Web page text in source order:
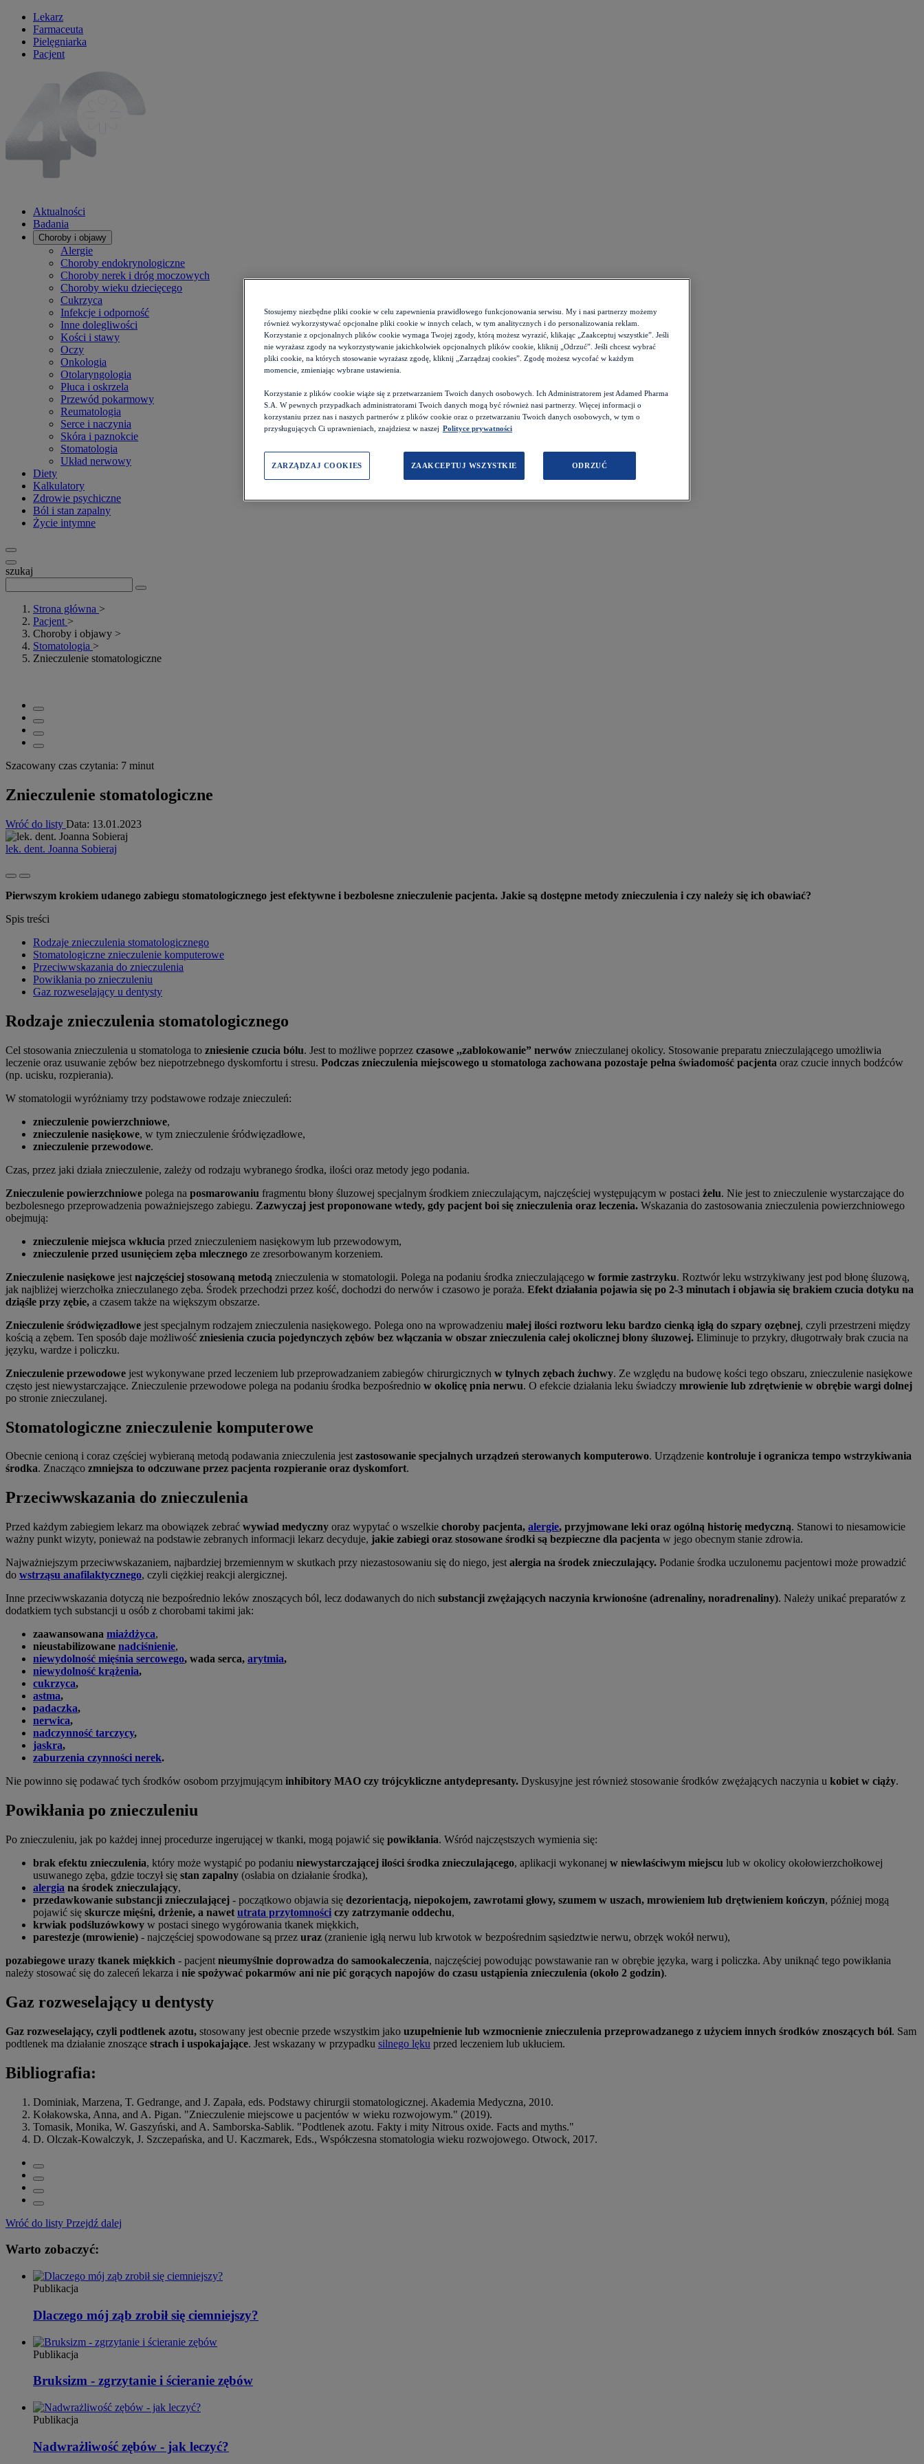
Lekarz
Farmaceuta
Pielęgniarka
Pacjent
Aktualności
Badania
Choroby i objawy
Alergie
Choroby endokrynologiczne
Choroby nerek i dróg moczowych
Choroby wieku dziecięcego
Cukrzyca
Infekcje i odporność
Inne dolegliwości
Kości i stawy
Oczy
Onkologia
Otolaryngologia
Płuca i oskrzela
Przewód pokarmowy
Reumatologia
Serce i naczynia
Skóra i paznokcie
Stomatologia
Układ nerwowy
Diety
Kalkulatory
Zdrowie psychiczne
Ból i stan zapalny
Życie intymne
szukaj
Strona główna >
Pacjent >
Choroby i objawy >
Stomatologia >
Znieczulenie stomatologiczne
Szacowany czas czytania: 7 minut
Znieczulenie stomatologiczne
Wróć do listy Data: 13.01.2023
lek. dent. Joanna Sobieraj
Pierwszym krokiem udanego zabiegu stomatologicznego jest efektywne i bezbolesne znieczulenie pacjenta. Jakie są dostępne metody znieczulenia i czy należy się ich obawiać?
Spis treści
Rodzaje znieczulenia stomatologicznego
Stomatologiczne znieczulenie komputerowe
Przeciwwskazania do znieczulenia
Powikłania po znieczuleniu
Gaz rozweselający u dentysty
Rodzaje znieczulenia stomatologicznego
Cel stosowania znieczulenia u stomatologa to zniesienie czucia bólu. Jest to możliwe poprzez czasowe ,,zablokowanie” nerwów znieczulanej okolicy. Stosowanie preparatu znieczulającego umożliwia
leczenie oraz usuwanie zębów bez niepotrzebnego dyskomfortu i stresu. Podczas znieczulenia miejscowego u stomatologa zachowana pozostaje pełna świadomość pacjenta oraz czucie innych bodźców
(np. ucisku, rozpierania).
W stomatologii wyróżniamy trzy podstawowe rodzaje znieczuleń:
znieczulenie powierzchniowe,
znieczulenie nasiękowe, w tym znieczulenie śródwięzadłowe,
znieczulenie przewodowe.
Czas, przez jaki działa znieczulenie, zależy od rodzaju wybranego środka, ilości oraz metody jego podania.
Znieczulenie powierzchniowe polega na posmarowaniu fragmentu błony śluzowej specjalnym środkiem znieczulającym, najczęściej występującym w postaci żelu. Nie jest to znieczulenie wystarczające do
bezbolesnego przeprowadzenia poważniejszego zabiegu. Zazwyczaj jest proponowane wtedy, gdy pacjent boi się znieczulenia oraz leczenia. Wskazania do zastosowania znieczulenia powierzchniowego
obejmują:
znieczulenie miejsca wkłucia przed znieczuleniem nasiękowym lub przewodowym,
znieczulenie przed usunięciem zęba mlecznego ze zresorbowanym korzeniem.
Znieczulenie nasiękowe jest najczęściej stosowaną metodą znieczulenia w stomatologii. Polega na podaniu środka znieczulającego w formie zastrzyku. Roztwór leku wstrzykiwany jest pod błonę śluzową,
jak najbliżej wierzchołka znieczulanego zęba. Środek przechodzi przez kość, dochodzi do nerwów i czasowo je poraża. Efekt działania pojawia się po 2-3 minutach i objawia się brakiem czucia dotyku na
dziąśle przy zębie, a czasem także na większym obszarze.
Znieczulenie śródwięzadłowe jest specjalnym rodzajem znieczulenia nasiękowego. Polega ono na wprowadzeniu małej ilości roztworu leku bardzo cienką igłą do szpary ozębnej, czyli przestrzeni między
kością a zębem. Ten sposób daje możliwość zniesienia czucia pojedynczych zębów bez włączania w obszar znieczulenia całej okolicznej błony śluzowej. Eliminuje to przykry, długotrwały brak czucia na
języku, wardze i policzku.
Znieczulenie przewodowe jest wykonywane przed leczeniem lub przeprowadzaniem zabiegów chirurgicznych w tylnych zębach żuchwy. Ze względu na budowę kości tego obszaru, znieczulenie nasiękowe
często jest niewystarczające. Znieczulenie przewodowe polega na podaniu środka bezpośrednio w okolicę pnia nerwu. O efekcie działania leku świadczy mrowienie lub zdrętwienie w obrębie wargi dolnej
po stronie znieczulanej.
Stomatologiczne znieczulenie komputerowe
Obecnie cenioną i coraz częściej wybieraną metodą podawania znieczulenia jestzastosowanie specjalnych urządzeń sterowanych komputerowo. Urządzenie kontroluje i ogranicza tempo wstrzykiwania
środka. Znacząco zmniejsza to odczuwane przez pacjenta rozpieranie oraz dyskomfort.
Przeciwwskazania do znieczulenia
Przed każdym zabiegiem lekarz ma obowiązek zebrać wywiad medyczny oraz wypytać o wszelkie choroby pacjenta, alergie, przyjmowane leki oraz ogólną historię medyczną. Stanowi to niesamowicie
ważny punkt wizyty, ponieważ na podstawie zebranych informacji lekarz decyduje, jakie zabiegi oraz stosowane środki są bezpieczne dla pacjenta w jego obecnym stanie zdrowia.
Najważniejszym przeciwwskazaniem, najbardziej brzemiennym w skutkach przy niezastosowaniu się do niego, jest alergia na środek znieczulający. Podanie środka uczulonemu pacjentowi może prowadzić
do wstrząsu anafilaktycznego, czyli ciężkiej reakcji alergicznej.
Inne przeciwwskazania dotyczą nie bezpośrednio leków znoszących ból, lecz dodawanych do nich substancji zwężających naczynia krwionośne (adrenaliny, noradrenaliny). Należy unikać preparatów z
dodatkiem tych substancji u osób z chorobami takimi jak:
zaawansowana miażdżyca,
nieustabilizowane nadciśnienie,
niewydolność mięśnia sercowego, wada serca, arytmia,
niewydolność krążenia,
cukrzyca,
astma,
padaczka,
nerwica,
nadczynność tarczycy,
jaskra,
zaburzenia czynności nerek.
Nie powinno się podawać tych środków osobom przyjmującym inhibitory MAO czy trójcykliczne antydepresanty. Dyskusyjne jest również stosowanie środków zwężających naczynia u kobiet w ciąży.
Powikłania po znieczuleniu
Po znieczuleniu, jak po każdej innej procedurze ingerującej w tkanki, mogą pojawić się powikłania. Wśród najczęstszych wymienia się:
brak efektu znieczulenia, który może wystąpić po podaniu niewystarczającej ilości środka znieczulającego, aplikacji wykonanej w niewłaściwym miejscu lub w okolicy okołowierzchołkowej
usuwanego zęba, gdzie toczył się stan zapalny (osłabia on działanie środka),
alergia na środek znieczulający,
przedawkowanie substancji znieczulającej - początkowo objawia się dezorientacją, niepokojem, zawrotami głowy, szumem w uszach, mrowieniem lub drętwieniem kończyn, później mogą
pojawić się skurcze mięśni, drżenie, a nawet utrata przytomności czy zatrzymanie oddechu,
krwiak podśluzówkowy w postaci sinego wygórowania tkanek miękkich,
parestezje (mrowienie) - najczęściej spowodowane są przez uraz (zranienie igłą nerwu lub krwotok w bezpośrednim sąsiedztwie nerwu, obrzęk wokół nerwu),
pozabiegowe urazy tkanek miękkich - pacjent nieumyślnie doprowadza do samookaleczenia, najczęściej powodując powstawanie ran w obrębie języka, warg i policzka. Aby uniknąć tego powikłania
należy stosować się do zaleceń lekarza i nie spożywać pokarmów ani nie pić gorących napojów do czasu ustąpienia znieczulenia (około 2 godzin).
Gaz rozweselający u dentysty
Gaz rozweselający, czyli podtlenek azotu, stosowany jest obecnie przede wszystkim jako uzupełnienie lub wzmocnienie znieczulenia przeprowadzanego z użyciem innych środków znoszących ból. Sam
podtlenek ma działanie znoszące strach i uspokajające. Jest wskazany w przypadku silnego lęku przed leczeniem lub ukłuciem.
Bibliografia:
Dominiak, Marzena, T. Gedrange, and J. Zapała, eds. Podstawy chirurgii stomatologicznej. Akademia Medyczna, 2010.
Kołakowska, Anna, and A. Pigan. "Znieczulenie miejscowe u pacjentów w wieku rozwojowym." (2019).
Tomasik, Monika, W. Gaszyński, and A. Samborska-Sablik. "Podtlenek azotu. Fakty i mity Nitrous oxide. Facts and myths."
D. Olczak-Kowalczyk, J. Szczepańska, and U. Kaczmarek, Eds., Współczesna stomatologia wieku rozwojowego. Otwock, 2017.
Wróć do listy Przejdź dalej
Warto zobaczyć:
Publikacja
Dlaczego mój ząb zrobił się ciemniejszy?
Publikacja
Bruksizm - zgrzytanie i ścieranie zębów
Publikacja
Nadwrażliwość zębów - jak leczyć?
Stosujemy niezbędne pliki cookie w celu zapewnienia prawidłowego funkcjonowania serwisu. My i nasi partnerzy możemy
również wykorzystywać opcjonalne pliki cookie w innych celach, w tym analitycznych i do personalizowania reklam.
Korzystanie z opcjonalnych plików cookie wymaga Twojej zgody, którą możesz wyrazić, klikając „Zaakceptuj wszystkie”. Jeśli
nie wyrażasz zgody na wykorzystywanie jakichkolwiek opcjonalnych plików cookie, kliknij „Odrzuć”. Jeśli chcesz wybrać
pliki cookie, na których stosowanie wyrażasz zgodę, kliknij „Zarządzaj cookies”. Zgodę możesz wycofać w każdym
momencie, zmieniając wybrane ustawienia.
Korzystanie z plików cookie wiąże się z przetwarzaniem Twoich danych osobowych. Ich Administratorem jest Adamed Pharma
S.A. W pewnych przypadkach administratorami Twoich danych mogą być również nasi partnerzy. Więcej informacji o
korzystaniu przez nas i naszych partnerów z plików cookie oraz o przetwarzaniu Twoich danych osobowych, w tym o
przysługujących Ci uprawnieniach, znajdziesz w naszej Polityce prywatności
ZAAKCEPTUJ WSZYSTKIE ODRZUĆ
ZARZĄDZAJ COOKIES